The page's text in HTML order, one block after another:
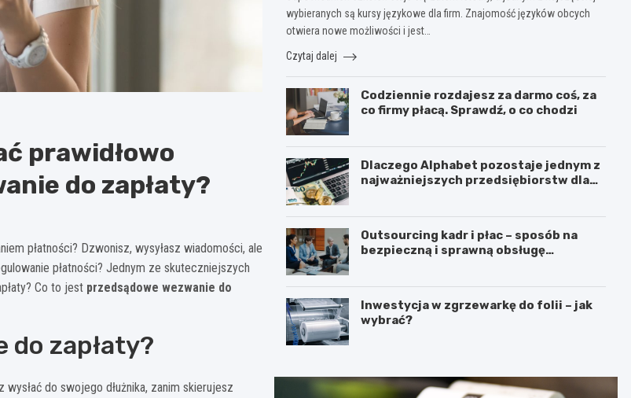
prawidłowo
do zapłaty?
płatności? Dzwonisz, wysyłasz wiadomości, ale
płatności? Jednym ze skuteczniejszych
Co to jest przedsądowe wezwanie do
do zapłaty?
do swojego dłużnika, zanim skierujesz
wybieranych są kursy językowe dla firm. Znajomość języków obcych
otwiera nowe możliwości i jest…
Czytaj dalej
Codziennie rozdajesz za darmo coś, za
co firmy płacą. Sprawdź, o co chodzi
Dlaczego Alphabet pozostaje jednym z
najważniejszych przedsiębiorstw dla
Outsourcing kadr i płac – sposób na
bezpieczną i sprawną obsługę
Inwestycja w zgrzewarkę do folii – jak
wybrać?